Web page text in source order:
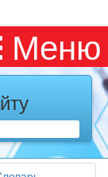
Меню
дома),
Вы